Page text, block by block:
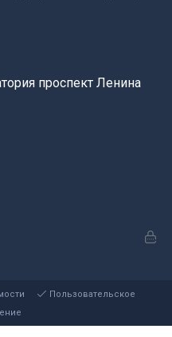
проспект Ленина
Пользовательское